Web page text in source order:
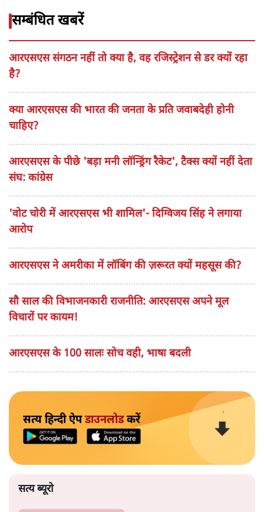
सम्बंधित खबरें
आरएसएस संगठन नहीं तो क्या है, वह रजिस्ट्रेशन से डर क्यों रहा
है?
क्या आरएसएस की भारत की जनता के प्रति जवाबदेही होनी
चाहिए?
आरएसएस के पीछे 'बड़ा मनी लॉन्ड्रिंग रैकेट', टैक्स क्यों नहीं देता
संघ: कांग्रेस
'वोट चोरी में आरएसएस भी शामिल'- दिग्विजय सिंह ने लगाया
आरोप
आरएसएस ने अमरीका में लॉबिंग की ज़रूरत क्यों महसूस की?
सौ साल की विभाजनकारी राजनीति: आरएसएस अपने मूल
विचारों पर कायम!
आरएसएस के 100 सालः सोच वही, भाषा बदली
सत्य हिन्दी ऐपडाउनलोडकरें
सत्य ब्यूरो